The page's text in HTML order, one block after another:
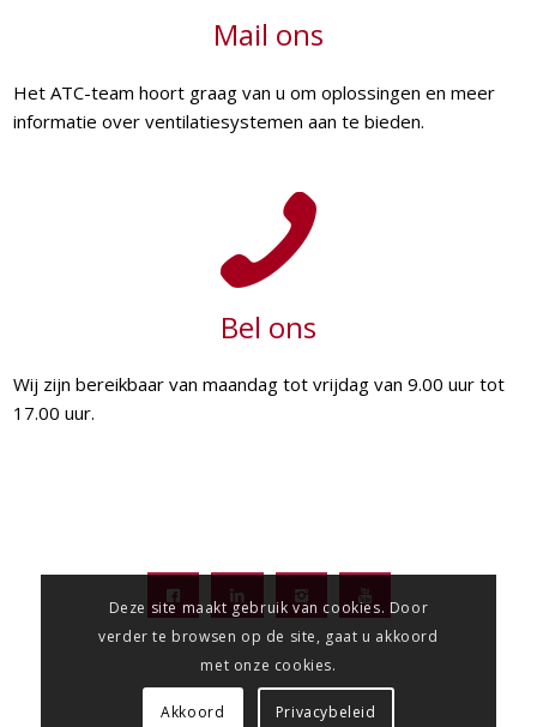
Mail ons
Het ATC-team hoort graag van u om oplossingen en meer
informatie over ventilatiesystemen aan te bieden.
Bel ons
Wij zijn bereikbaar van maandag tot vrijdag van 9.00 uur tot
17.00 uur.
Deze site maakt gebruik van cookies. Door
verder te browsen op de site, gaat u akkoord
met onze cookies.
Akkoord Privacybeleid